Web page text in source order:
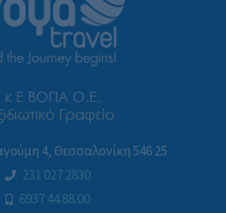
κ Ε ΒΟΓΙΑ Ο.Ε.
Γραφείο
4, Θεσσαλονίκη 546 25
231 027 2830
6937 44.88.00